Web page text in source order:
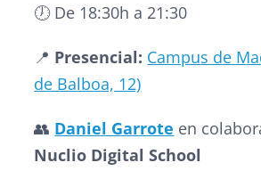
🕖 De 18:30h a 21:30
📍 Presencial: Campus de
de Balboa, 12)
👥 Daniel Garrote en
Nuclio Digital School